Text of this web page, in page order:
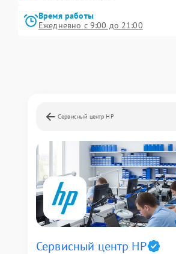
Время работы
Ежедневно с 9:00 до 21:00
Сервисный центр HP
Сервисный центр HP